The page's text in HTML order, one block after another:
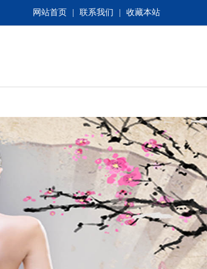
网站首页 联系我们 收藏本站